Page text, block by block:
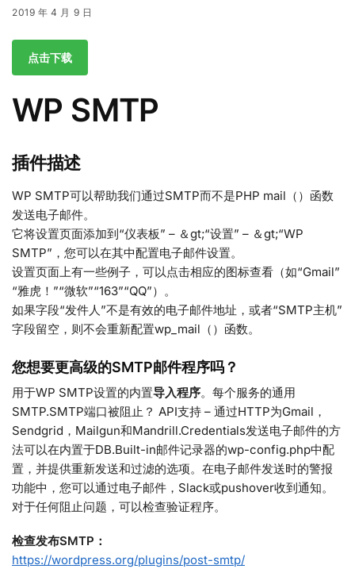
2019 年 4 月 9 日
点击下载
WP SMTP
插件描述
WP SMTP可以帮助我们通过SMTP而不是PHP mail（）函数
发送电子邮件。
它将设置页面添加到“仪表板” – ＆gt;“设置” – ＆gt;“WP
SMTP”，您可以在其中配置电子邮件设置。
设置页面上有一些例子，可以点击相应的图标查看（如“Gmail”
“雅虎！”“微软”“163”“QQ”）。
如果字段“发件人”不是有效的电子邮件地址，或者“SMTP主机”
字段留空，则不会重新配置wp_mail（）函数。
您想要更高级的SMTP邮件程序吗？
用于WP SMTP设置的内置导入程序。每个服务的通用
SMTP.SMTP端口被阻止？ API支持 – 通过HTTP为Gmail，
Sendgrid，Mailgun和Mandrill.Credentials发送电子邮件的方
法可以在内置于DB.Built-in邮件记录器的wp-config.php中配
置，并提供重新发送和过滤的选项。在电子邮件发送时的警报
功能中，您可以通过电子邮件，Slack或pushover收到通知。
对于任何阻止问题，可以检查验证程序。
检查发布SMTP：
https://wordpress.org/plugins/post-smtp/